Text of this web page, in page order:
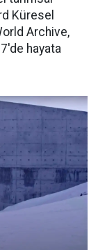
Küresel
Archive,
hayata